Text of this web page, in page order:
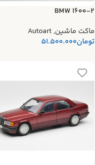
BMW 1600-2
ماکت ماشین,
Autoart
تومان51.500.000